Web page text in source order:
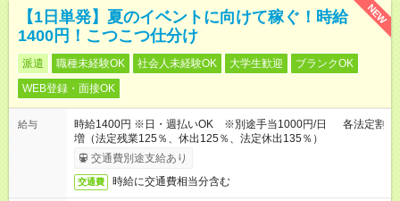
NEW
【1日単発】夏のイベントに向けて稼ぐ！時給
1400円！こつこつ仕分け
派遣 職種未経験OK 社会人未経験OK 大学生歓迎
ブランクOK
WEB登録・面接OK
給与
時給1400円 ※日・週払いOK ※別途手当1000円/日 各法定割
増（法定残業125％、休出125％、法定休出135％）
交通費別途支給あり
交通費 時給に交通費相当分含む